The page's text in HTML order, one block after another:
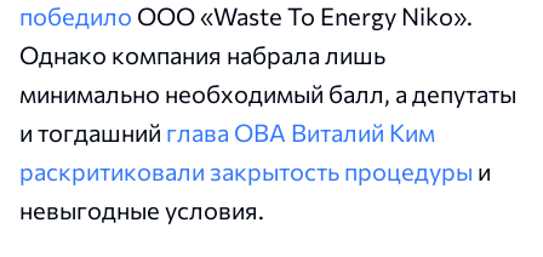
победило ООО «Waste To Energy Niko».
Однако компания набрала лишь
минимально необходимый балл, а депутаты
и тогдашний глава ОВА Виталий Ким
раскритиковали закрытость процедуры и
невыгодные условия.